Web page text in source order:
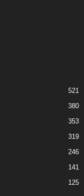
521
380
353
319
246
141
125